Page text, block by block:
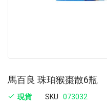
馬百良 珠珀猴棗散6瓶
現貨 SKU 073032